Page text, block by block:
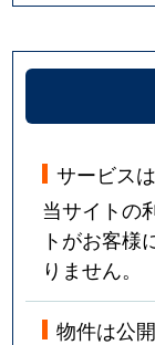
サービス
当サイトの
トがお客様
りません。
物件は公